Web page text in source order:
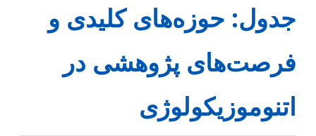
جدول: حوزه‌های کلیدی و
فرصت‌های پژوهشی در
اتنوموزیکولوژی